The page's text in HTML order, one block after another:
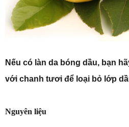
Nếu có làn da bóng dầu, bạn
với chanh tươi để loại bỏ lớp
Nguyên liệu